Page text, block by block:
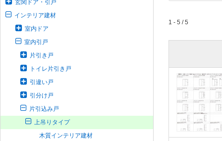
玄関ドア・引戸
インテリア建材
室内ドア
室内引戸
片引き戸
トイレ片引き戸
引違い戸
引分け戸
片引込み戸
上吊りタイプ
木質インテリア建材
1 - 5 / 5